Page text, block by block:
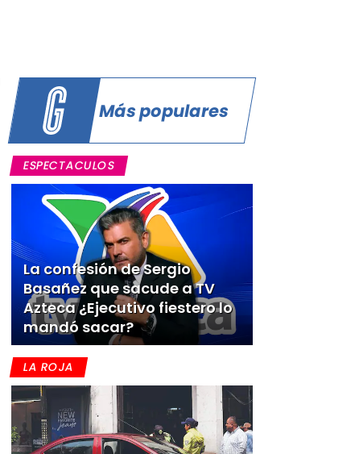
Más populares
ESPECTACULOS
La confesión de Sergio
Basañez que sacude a TV
Azteca ¿Ejecutivo fiestero lo
mandó sacar?
LA ROJA